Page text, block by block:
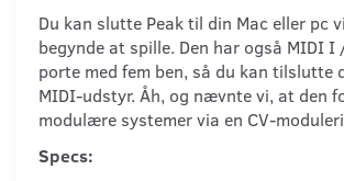
Du kan slutte Peak til din Mac eller pc
begynde at spille. Den har også MIDI I
porte med fem ben, så du kan tilslutte
MIDI-udstyr. Åh, og nævnte vi, at den
modulære systemer via en CV-
Specs: